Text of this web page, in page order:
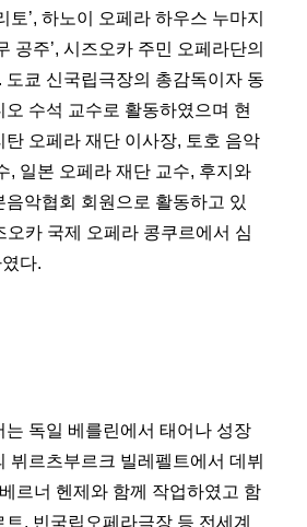
토’, 하노이 오페라 하우스 누마지
공주’, 시즈오카 주민 오페라단의
도쿄 신국립극장의 총감독이자 동
수석 교수로 활동하였으며 현
오페라 재단 이사장, 토호 음악
, 일본 오페라 재단 교수, 후지와
음악협회 회원으로 활동하고 있
오카 국제 오페라 콩쿠르에서 심
다.
는 독일 베를린에서 태어나 성장
뷔르츠부르크 빌레펠트에서 데뷔
르너 헨제와 함께 작업하였고 함
, 빈국립오페라극장 등 전세계